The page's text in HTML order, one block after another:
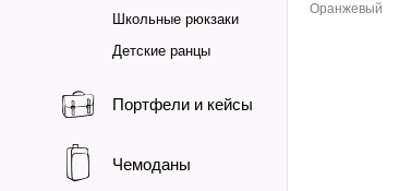
Школьные рюкзаки
Детские ранцы
Портфели и кейсы
Чемоданы
Оранжевый